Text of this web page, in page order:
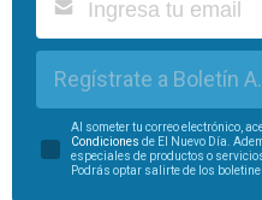
Regístrate a Boletín
Al someter tu correo electrónico,
Condiciones de El Nuevo Día.
especiales de productos o
Podrás optar salirte de los